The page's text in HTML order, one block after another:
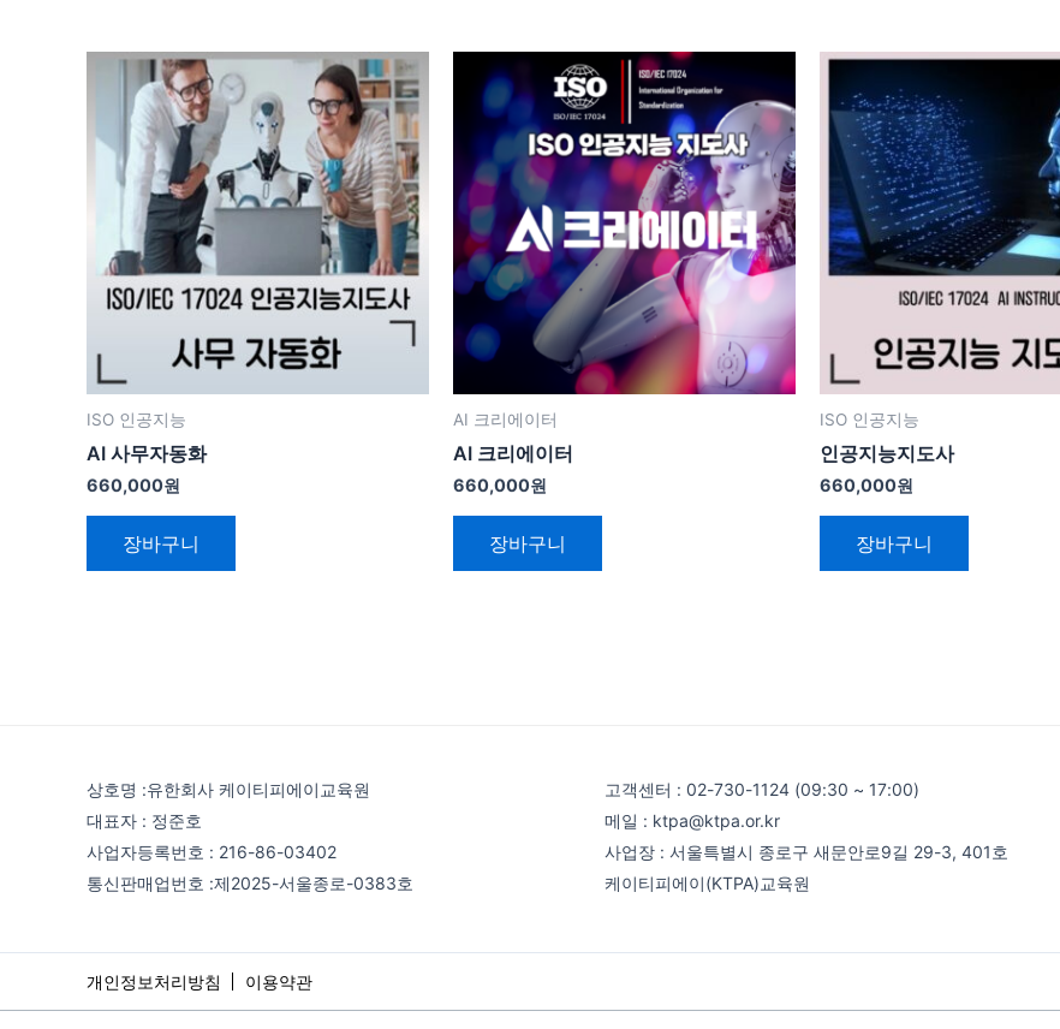
ISO 인공지능
AI 사무자동화
660,000원
장바구니
AI 크리에이터
AI 크리에이터
660,000원
장바구니
ISO 인공지능
인공지능지도사
660,000원
장바구니
상호명 :유한회사 케이티피에이교육원
대표자 : 정준호
사업자등록번호 : 216-86-03402
통신판매업번호 :제2025-서울종로-0383호
고객센터 : 02-730-1124 (09:30 ~ 17:00)
메일 : ktpa@ktpa.or.kr
사업장 : 서울특별시 종로구 새문안로9길 29-3, 401호
케이티피에이(KTPA)교육원
개인정보처리방침 이용약관